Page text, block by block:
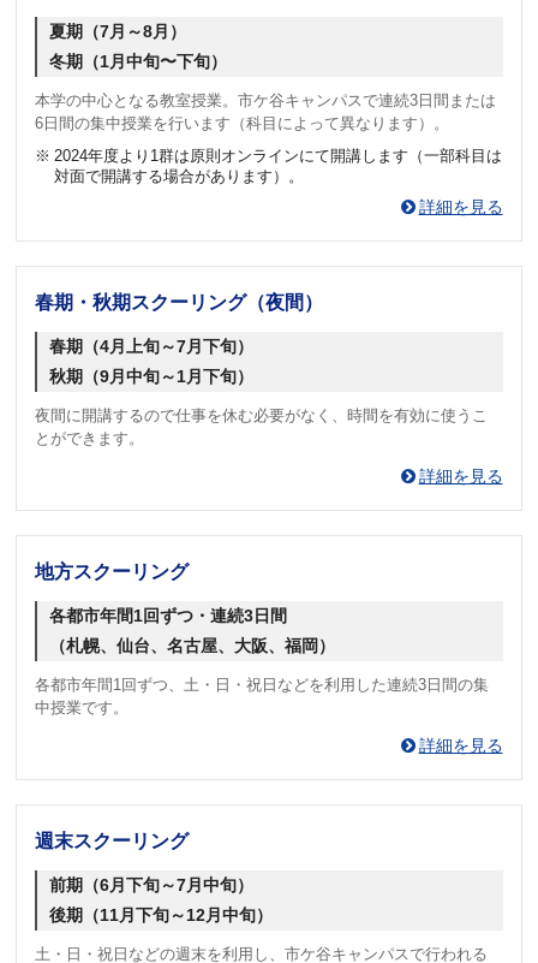
夏期（7月～8月）
冬期（1月中旬〜下旬）
本学の中心となる教室授業。市ケ谷キャンパスで連続3日間または
6日間の集中授業を行います（科目によって異なります）。
※ 2024年度より1群は原則オンラインにて開講します（一部科目は
対面で開講する場合があります）。
詳細を見る
春期・秋期スクーリング（夜間）
春期（4月上旬～7月下旬）
秋期（9月中旬～1月下旬）
夜間に開講するので仕事を休む必要がなく、時間を有効に使うこ
とができます。
詳細を見る
地方スクーリング
各都市年間1回ずつ・連続3日間
（札幌、仙台、名古屋、大阪、福岡）
各都市年間1回ずつ、土・日・祝日などを利用した連続3日間の集
中授業です。
詳細を見る
週末スクーリング
前期（6月下旬～7月中旬）
後期（11月下旬～12月中旬）
土・日・祝日などの週末を利用し、市ケ谷キャンパスで行われる